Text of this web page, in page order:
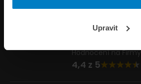
Upravit
Napište nám
Hodnocení na
4,4 z 5